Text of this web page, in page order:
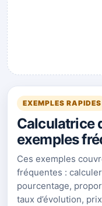
EXEMPLES RAPIDES
Calculatrice
exemples
Ces exemples
fréquentes :
pourcentage,
taux d’évolution,